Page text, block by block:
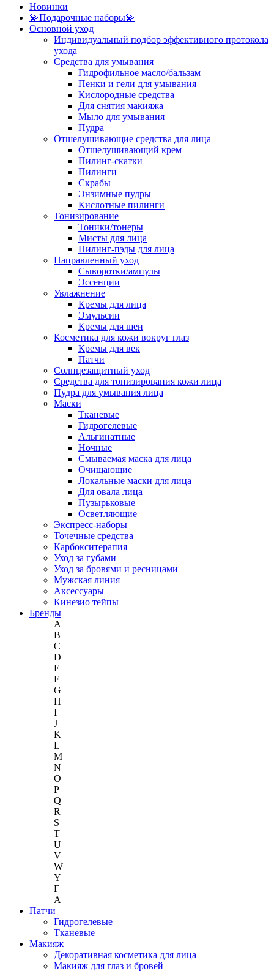
Новинки
💫Подарочные наборы💫
Основной уход
Индивидуальный подбор эффективного протокола
ухода
Средства для умывания
Гидрофильное масло/бальзам
Пенки и гели для умывания
Кислородные средства
Для снятия макияжа
Мыло для умывания
Пудра
Отшелушивающие средства для лица
Отшелушивающий крем
Пилинг-скатки
Пилинги
Скрабы
Энзимные пудры
Кислотные пилинги
Тонизирование
Тоники/тонеры
Мисты для лица
Пилинг-пэды для лица
Направленный уход
Сыворотки/ампулы
Эссенции
Увлажнение
Кремы для лица
Эмульсии
Кремы для шеи
Косметика для кожи вокруг глаз
Кремы для век
Патчи
Солнцезащитный уход
Средства для тонизирования кожи лица
Пудра для умывания лица
Маски
Тканевые
Гидрогелевые
Альгинатные
Ночные
Смываемая маска для лица
Очищающие
Локальные маски для лица
Для овала лица
Пузырьковые
Осветляющие
Экспресс-наборы
Точечные средства
Карбокситерапия
Уход за губами
Уход за бровями и ресницами
Мужская линия
Аксессуары
Кинезио тейпы
Бренды
A
B
C
D
E
F
G
H
I
J
K
L
M
N
O
P
Q
R
S
T
U
V
W
Y
Г
A
Патчи
Гидрогелевые
Тканевые
Макияж
Декоративная косметика для лица
Макияж для глаз и бровей